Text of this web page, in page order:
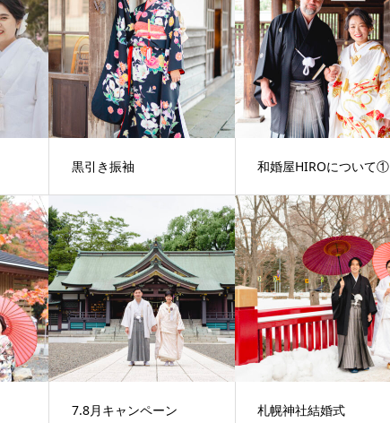
黒引き振袖 和婚屋HIROについて①
7.8月キャンペーン 札幌神社結婚式